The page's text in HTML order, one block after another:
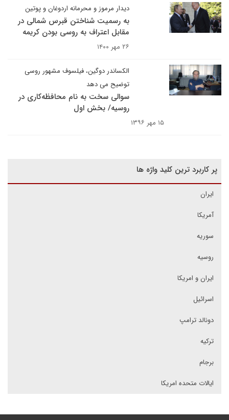
دیدار مرموز و محرمانه اردوغان و پوتین
به رسمیت شناختن قبرس شمالی در
مقابل اعتراف به روسی بودن کریمه
۲۶ مهر ۱۴۰۰
الکساندر دوگین، فیلسوف مشهور روسی
توضیح می دهد
سوالی سخت به نام محافظه‌کاری در
روسیه/ بخش اول
۱۵ مهر ۱۳۹۶
پر کاربرد ترین کلید واژه ها
ایران
آمریکا
سوریه
روسیه
ایران و امریکا
اسرائیل
دونالد ترامپ
ترکیه
برجام
ایالات متحده امریکا